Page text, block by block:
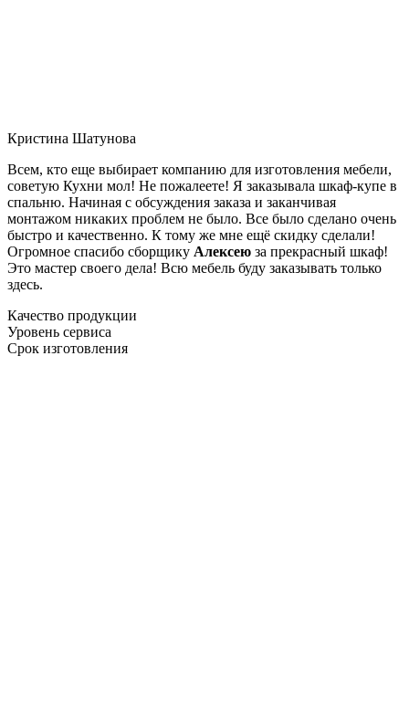
Кристина Шатунова
Всем, кто еще выбирает компанию для изготовления мебели,
советую Кухни мол! Не пожалеете! Я заказывала шкаф-купе в
спальню. Начиная с обсуждения заказа и заканчивая
монтажом никаких проблем не было. Все было сделано очень
быстро и качественно. К тому же мне ещё скидку сделали!
Огромное спасибо сборщику Алексею за прекрасный шкаф!
Это мастер своего дела! Всю мебель буду заказывать только
здесь.
Качество продукции
Уровень сервиса
Срок изготовления